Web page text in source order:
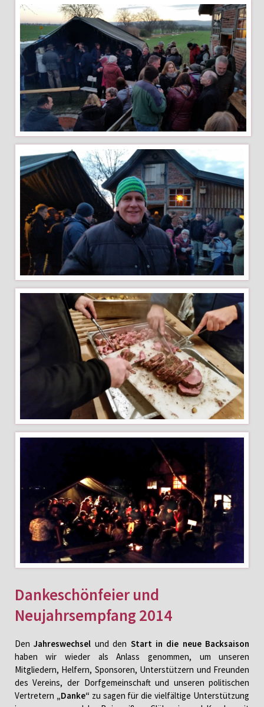
Dankeschönfeier und
Neujahrsempfang 2014
DenJahreswechsel und den Start in die neue Backsaison
haben wir wieder als Anlass genommen, um unseren
Mitgliedern, Helfern, Sponsoren, Unterstützern und Freunden
des Vereins, der Dorfgemeinschaft und unseren politischen
Vertretern „Danke“ zu sagen für die vielfältige Unterstützung